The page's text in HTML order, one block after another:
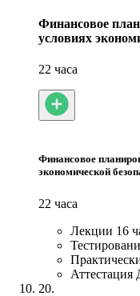
Финансовое
условиях
22 часа
Финансовое
экономической
22 часа
Лекции 16
Аттестация
20.